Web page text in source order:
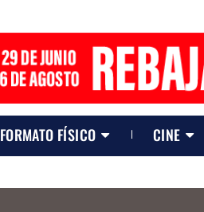
FORMATO FÍSICO CINE